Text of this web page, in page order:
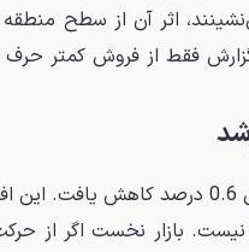
اثر آن از سطح منطقه
فقط از فروش کمتر حرف
در ایالات متحده، بزرگ‌ترین بازار تویوتا، فروش
بازار نخست اگر از